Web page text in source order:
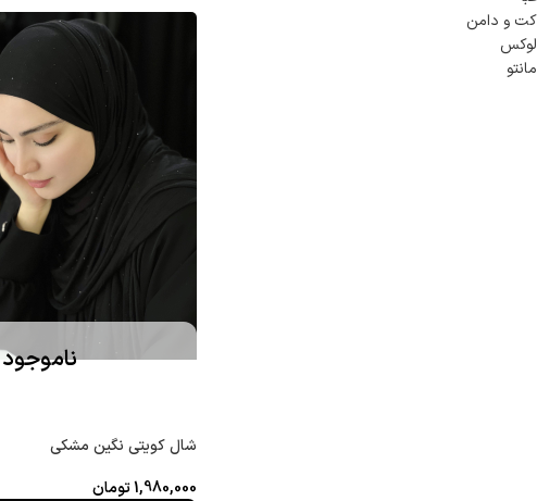
کت و دامن
لوکس
مانتو
ناموجود
شال کویتی نگین مشکی
1,980,000تومان